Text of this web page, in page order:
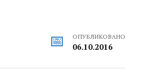
ОПУБЛИКОВАНО
06.10.2016